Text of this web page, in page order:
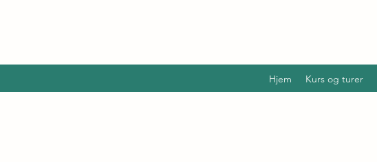
Hjem Kurs og turer